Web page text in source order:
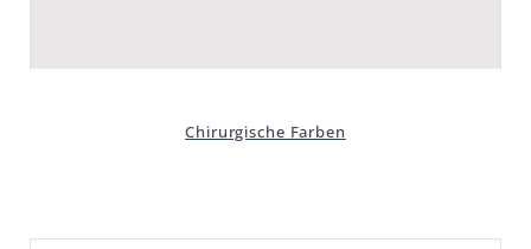
Chirurgische Farben